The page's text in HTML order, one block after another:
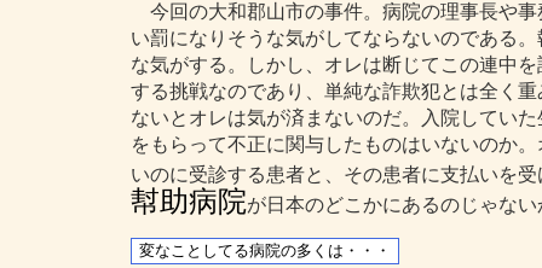
今回の大和郡山市の事件。病院の理事長や事
い罰になりそうな気がしてならないのである
な気がする。しかし、オレは断じてこの連中
する挑戦なのであり、単純な詐欺犯とは全く
ないとオレは気が済まないのだ。入院してい
をもらって不正に関与したものはいないのか
いのに受診する患者と、その患者に支払いを
幇助病院が日本のどこかにあるのじゃな